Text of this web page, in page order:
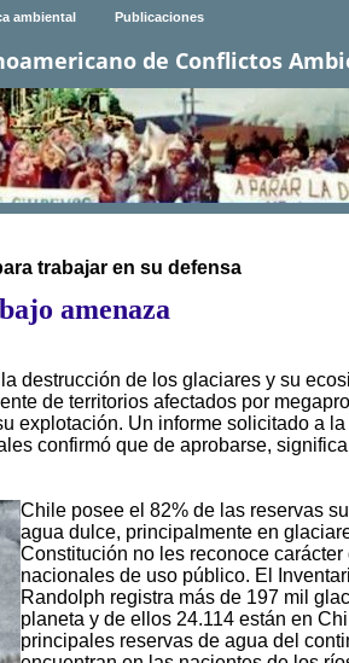
ambiental Publicaciones
de Conflictos
trabajar en su defensa
amenaza
destrucción de los glaciares y su
de territorios afectados por
explotación. Un informe solicitado a
confirmó que de aprobarse,
Chile posee el 82% de las reservas
agua dulce, principalmente en
Constitución no les reconoce carácter
nacionales de uso público. El
Randolph registra más de 197 mil
planeta y de ellos 24.114 están en
principales reservas de agua del